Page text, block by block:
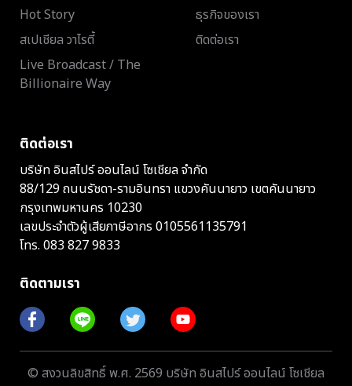
Hot Story
สเปเชียล วาไรตี้
Live Broadcast / The
Billionaire Way
ธุรกิจของเรา
ติดต่อเรา
ติดต่อเรา
บริษัท อินสไปร์ ออนไลน์ โซเชียล จำกัด
88/129 ถนนรัชดา-รามอินทรา แขวงคันนายาว เขตคันนายาว
กรุงเทพมหานคร 10230
เลขประจำตัวผู้เสียภาษีอากร 0105561135791
โทร. 083 827 9833
ติดตามเรา
© สงวนลิขสิทธิ์ พ.ศ. 2569 บริษัท อินสไปร์ ออนไลน์ โซเชียล